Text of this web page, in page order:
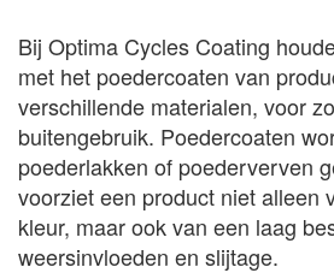
Bij Optima Cycles Coating
met het poedercoaten van
verschillende materialen, voor
buitengebruik. Poedercoaten
poederlakken of poederverven
voorziet een product niet alleen
kleur, maar ook van een laag
weersinvloeden en slijtage.